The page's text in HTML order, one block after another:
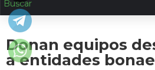
Donan equipos
a entidades